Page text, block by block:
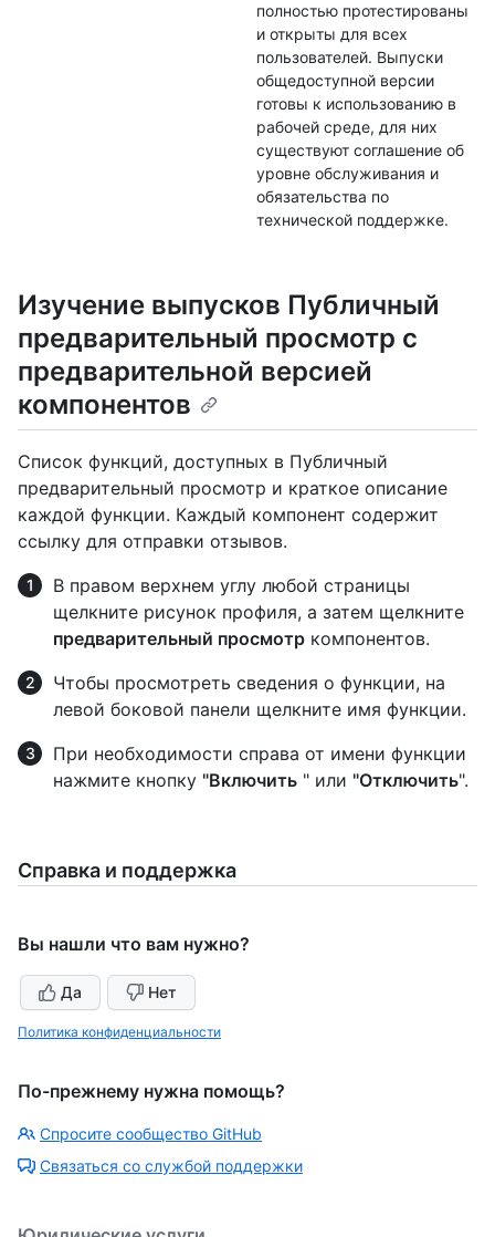
полностью протестированы
и открыты для всех
пользователей. Выпуски
общедоступной версии
готовы к использованию в
рабочей среде, для них
существуют соглашение об
уровне обслуживания и
обязательства по
технической поддержке.
Изучение выпусков Публичный
предварительный просмотр с
предварительной версией
компонентов
Список функций, доступных в Публичный
предварительный просмотр и краткое описание
каждой функции. Каждый компонент содержит
ссылку для отправки отзывов.
В правом верхнем углу любой страницы
щелкните рисунок профиля, а затем щелкните
предварительный просмотр компонентов.
Чтобы просмотреть сведения о функции, на
левой боковой панели щелкните имя функции.
При необходимости справа от имени функции
нажмите кнопку "Включить " или "Отключить".
Справка и поддержка
Вы нашли что вам нужно?
Да Нет
Политика конфиденциальности
По-прежнему нужна помощь?
Спросите сообщество GitHub
Связаться со службой поддержки